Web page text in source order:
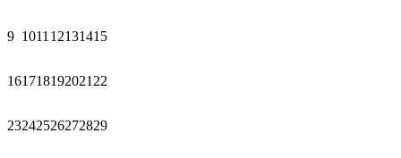
9 1011 12131415
161718192021 22
23242526272829